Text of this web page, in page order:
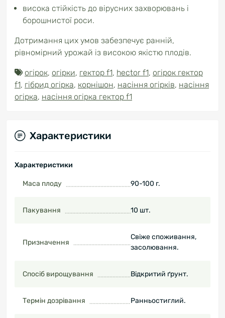
висока стійкість до вірусних захворювань і
борошнистої роси.
Дотримання цих умов забезпечує ранній,
рівномірний урожай із високою якістю плодів.
огірок, огірки, гектор f1, hector f1, огірок гектор
f1, гібрид огірка, корнішон, насіння огірків, насіння
огірка, насіння огірка гектор f1
Характеристики
Характеристики
Маса плоду 90-100 г.
Пакування 10 шт.
Призначення
Свіже споживання,
засолювання.
Спосіб вирощування Відкритий ґрунт.
Термін дозрівання Ранньостиглий.